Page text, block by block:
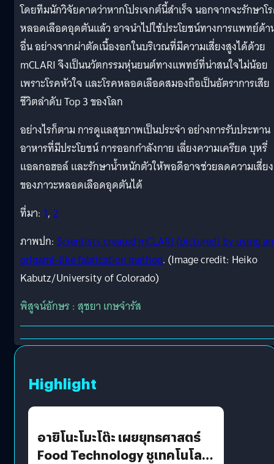
โดยทีมนักวิจัยคาดว่าหากโปรเจกต์นี้สำเร็จ นอกจากจะรักษาโ
หลอดเลือดอุดตันแล้ว อาจนำไปใช้ประโยชน์ทางการแพทย์ด้า
อื่น อย่างจากผ่าตัดเนื้องอกในบริเวณที่มีความเสี่ยงสูงได้ด้วย
mCLARI จึงเป็นนวัตกรรมหุ่นยนต์ทางแพทย์ที่น่าสนใจไม่น้อย
เพราะโรคหัวใจ และโรคหลอดเลือดสมองถือเป็นอัตราการเสีย
ชีวิตลำดับ Top 3 ของโลก
อย่างไรก็ตาม การดูแลสุขภาพเป็นประจำ อย่างการรับประทาน
อาหารที่มีประโยชน์ การออกกำลังกาย เลี่ยงความเครียด บุหรี่
แอลกอฮอล์ และรักษาน้ำหนักตัวให้พอดีอาจช่วยลดความเสี่ยง
ของภาวะหลอดเลือดอุดตันได้
ที่มา: 1, 2
ภาพปก: Scientists created mCLARI (pictured) by using an
origami-like fabrication method. (Image credit: Heiko
Kabutz/University of Colorado)
พิสูจน์อักษร : สุชยา เกษจำรัส
Highlight
อายิโนะโมะโต๊ะ เผยยุทธศาสตร์
Food Technology ชูเทคโนโลยี